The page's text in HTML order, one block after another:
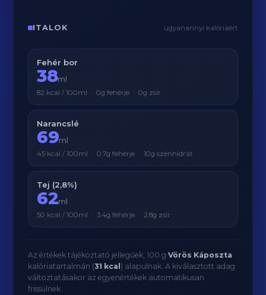
ITALOK ugyanannyi kalóriáért
Fehér bor
38ml
82 kcal / 100ml · 0g fehérje · 0g zsír
Narancslé
69ml
45 kcal / 100ml · 0.7g fehérje · 10g szénhidrát
Tej (2,8%)
62ml
50 kcal / 100ml · 3.4g fehérje · 2.8g zsír
Az értékek tájékoztató jellegűek, 100 gVörös Káposzta
kalóriatartalmán (31 kcal ) alapulnak. A kiválasztott adag
változtatásakor az egyenértékek automatikusan
frissülnek.